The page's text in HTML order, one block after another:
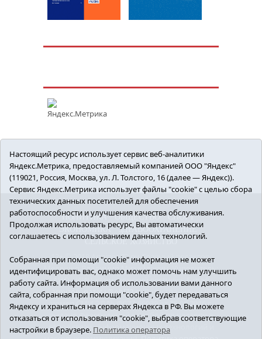
ПОЛИТИКА ОБЩЕСТВО
СПОРТ
ЭКОНОМИКА
ЗДРАВООХРАНЕНИЕ
СЕЛЬСКОЕ ХОЗЯЙСТВО
12+ © 2018 Armizon72.ру. Главный редактор:
Мелешко Владимир Михайлович. Учредитель:
АНО «ИИЦ «Армизонский вестник». E-mail:
armizon_gazeta@obl72.ruРегистрационный
номер СМИ ЭЛ № ФС77-66939 от 25.08.2016 г.
выдано Федеральной службой по надзору в
сфере связи, информационных технологий и
Настоящий ресурс использует сервис веб-аналитики
Яндекс.Метрика, предоставляемый компанией ООО "Яндекс"
(119021, Россия, Москва, ул. Л. Толстого, 16 (далее — Яндекс)).
Сервис Яндекс.Метрика использует файлы "cookie" с целью сбора
технических данных посетителей для обеспечения
работоспособности и улучшения качества обслуживания.
Продолжая использовать ресурс, Вы автоматически
соглашаетесь с использованием данных технологий.
Собранная при помощи "cookie" информация не может
идентифицировать вас, однако может помочь нам улучшить
работу сайта. Информация об использовании вами данного
сайта, собранная при помощи "cookie", будет передаваться
Яндексу и храниться на серверах Яндекса в РФ. Вы можете
отказаться от использования "cookie", выбрав соответствующие
настройки в браузере. Политика оператора